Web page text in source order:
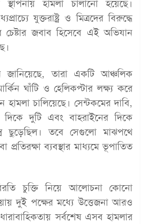
স্থাপনায় হামলা চালানো হয়েছে।
যুক্তরাষ্ট্র ও মিত্রদের বিরুদ্ধে
চেষ্টার জবাব হিসেবে এই অভিযান
জানিয়েছে, তারা একটি আঞ্চলিক
ঘাঁটি ও হেলিকপ্টার লক্ষ্য করে
হামলা চালিয়েছে। সেন্টকমের দাবি,
দুটি এবং বাহরাইনের দিকে
ছুড়েছিল। তবে সেগুলো মাঝপথে
প্রতিরক্ষা ব্যবস্থার মাধ্যমে ভূপাতিত
চুক্তি নিয়ে আলোচনা কোনো
দুই পক্ষের মধ্যে উত্তেজনা আরও
সর্বশেষ এসব হামলার